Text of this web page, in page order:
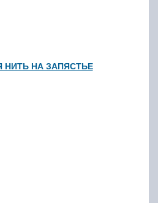
НИТЬ НА ЗАПЯСТЬЕ